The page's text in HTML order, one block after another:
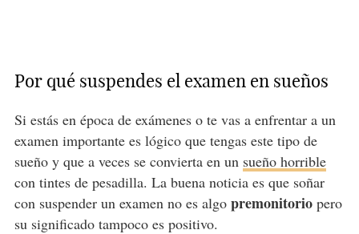
Por qué suspendes el examen en sueños
Si estás en época de exámenes o te vas a enfrentar a un
examen importante es lógico que tengas este tipo de
sueño y que a veces se convierta en un sueño horrible
con tintes de pesadilla. La buena noticia es que soñar
con suspender un examen no es algo premonitoriopero
su significado tampoco es positivo.